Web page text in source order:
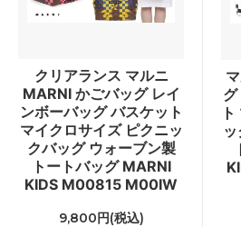
クリアランス マルニ
MARNI かごバッグ レイ
ンボーバッグ バスケット
マイクロサイズ ピクニッ
クバッグ ウォーブン製
トートバッグ MARNI
KIDS M00815 M00IW
9,800円(税込)